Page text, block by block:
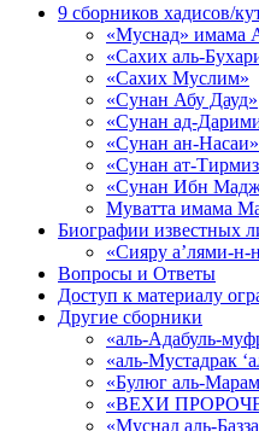
9 сборников хадисов/
«Муснад» имама
«Сахих аль-
«Сахих Муслим»
«Сунан Абу Дауд»
«Сунан ад-
«Сунан ан-
«Сунан ат-
«Сунан Ибн
Муватта имама
Биографии известных
«Сияру а’лями-н-
Вопросы и Ответы
Доступ к материалу
Другие сборники
«аль-Адабуль-
«аль-Мустадрак
«Булюг аль-
«ВЕХИ
«Муснад аль-